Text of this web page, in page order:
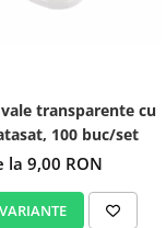
transparente cu
100 buc/set
la 9,00 RON